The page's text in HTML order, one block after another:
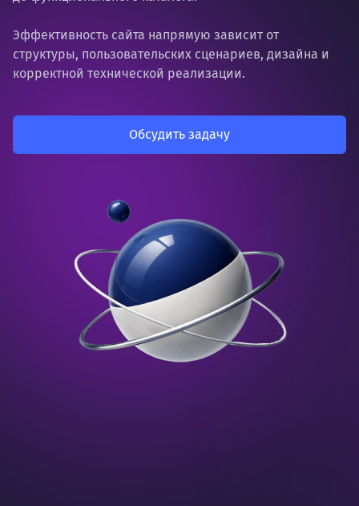
Эффективность сайта напрямую зависит от
структуры, пользовательских сценариев, дизайна и
корректной технической реализации.
Обсудить задачу